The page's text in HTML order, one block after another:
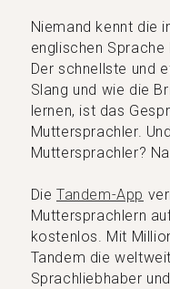
Niemand kennt die
englischen
Der schnellste und
Slang und wie die
lernen, ist das
Muttersprachler.
Muttersprachler?
Die Tandem-App
Muttersprachlern
kostenlos. Mit
Tandem die
Sprachliebhaber